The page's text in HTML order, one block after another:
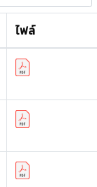
ไฟล์